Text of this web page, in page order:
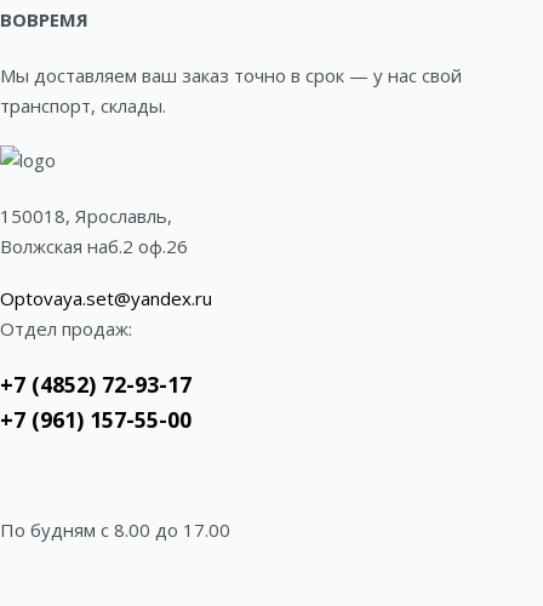
ВОВРЕМЯ
Мы доставляем ваш заказ точно в срок — у нас свой
транспорт, склады.
150018, Ярославль,
Волжская наб.2 оф.26
Optovaya.set@yandex.ru
Отдел продаж:
+7 (4852) 72-93-17
+7 (961) 157-55-00
По будням c 8.00 до 17.00